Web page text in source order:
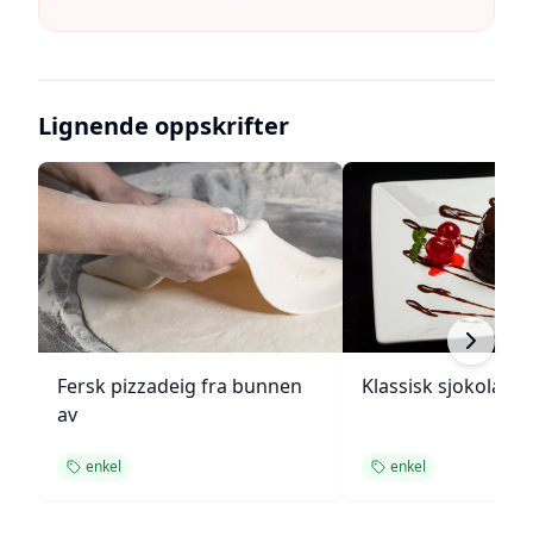
Lignende oppskrifter
Fersk pizzadeig fra bunnen
av
enkel
Klassisk
enkel